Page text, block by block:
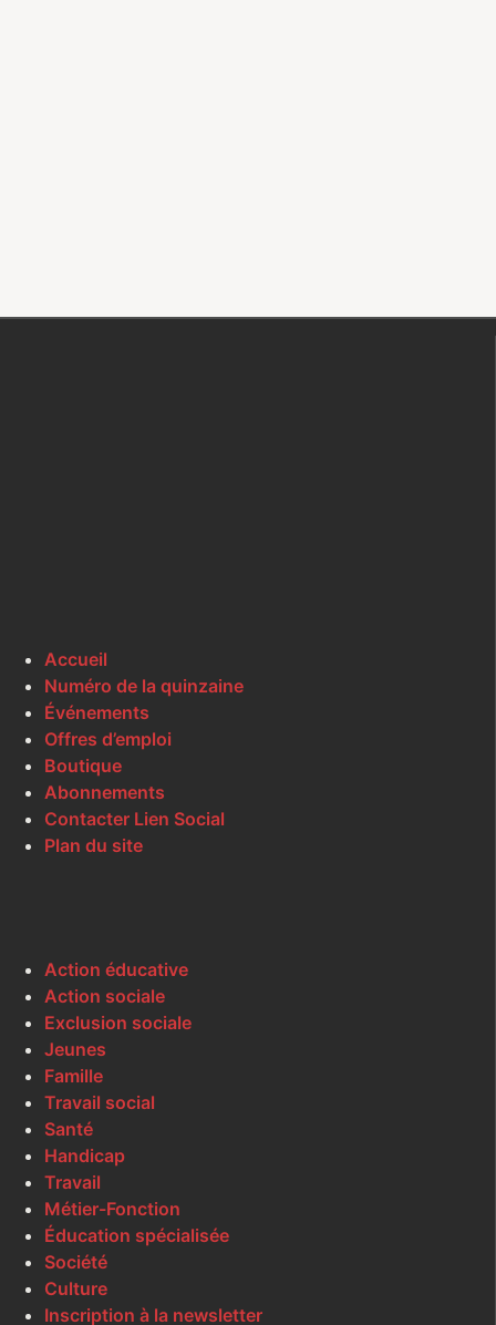
Accueil
Numéro de la quinzaine
Événements
Offres d’emploi
Boutique
Abonnements
Contacter Lien Social
Plan du site
Action éducative
Action sociale
Exclusion sociale
Jeunes
Famille
Travail social
Santé
Handicap
Travail
Métier-Fonction
Éducation spécialisée
Société
Culture
Inscription à la newsletter